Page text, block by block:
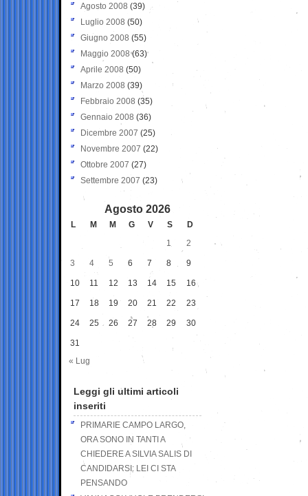
Agosto 2008 (39)
Luglio 2008 (50)
Giugno 2008 (55)
Maggio 2008(63)
Aprile 2008 (50)
Marzo 2008 (39)
Febbraio 2008 (35)
Gennaio 2008 (36)
Dicembre 2007 (25)
Novembre 2007 (22)
Ottobre 2007 (27)
Settembre 2007 (23)
Agosto 2026
L M M G V S
D
1
2
3 4 5 6 7 8 9
10 11 12 13 14 15 16
17 18 19 20 21 22 23
24 25 26 27 28 29 30
31
« Lug
Leggi gli ultimi articoli
inseriti
PRIMARIE CAMPO LARGO,
ORA SONO IN TANTI A
CHIEDERE A SILVIA SALIS DI
CANDIDARSI: LEI CI STA
PENSANDO